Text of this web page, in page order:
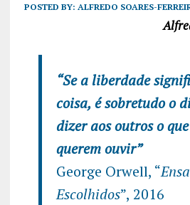
POSTED BY: ALFREDO SOARES-
“Se a liberdade
coisa, é sobretudo o
dizer aos outros o
querem ouvir”
George Orwell, “
Escolhidos”, 2016